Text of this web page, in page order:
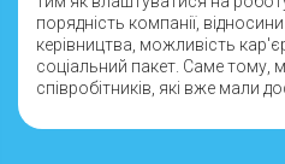
порядність компанії,
керівництва, можливість
соціальний пакет. Саме тому,
співробітників, які вже мали